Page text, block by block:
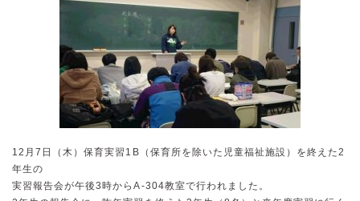
12月7日（木）保育実習1B（保育所を除いた児童福祉施設）を終えた2
年生の
実習報告会が午後3時からA-304教室で行われました。